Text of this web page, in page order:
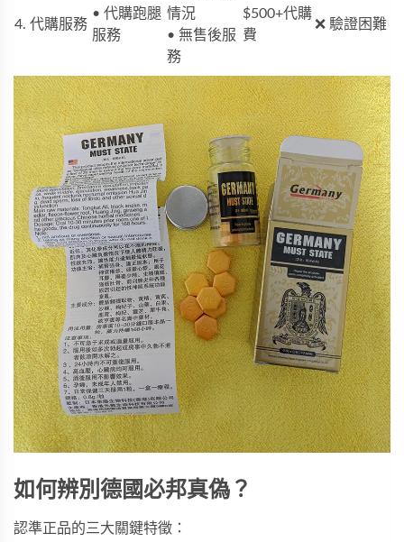
4. 代購服務
• 代購跑腿
服務
情況
• 無售後服
務
$500+代購
費
❌ 驗證困難
如何辨別德國必邦真偽？
認準正品的三大關鍵特徵：